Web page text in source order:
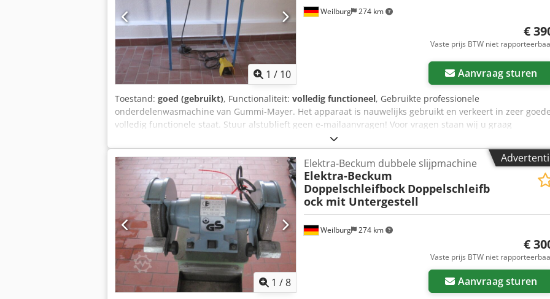
1 / 10
Weilburg 274 km
€
Vaste prijs BTW niet
Aanvraag sturen
Toestand: goed (gebruikt), Functionaliteit: volledig functioneel, Gebruikte professionele
onderdelenwasmachine van Gummi-Mayer. Het apparaat is nauwelijks gebruikt en verkeert in zeer
volledig functionele staat. Stuur alstublieft geen e-mailaanvragen! Voor vragen staan wij u graag
telefonisch te woord. Csdozq R Drepfx Aa Terf Bezichtiging en afhaling zijn alleen mogelijk na
afspraak! Wijzigingen, tussentijdse verkoop en fouten voorbehouden.
1 /8
Weilburg 274 km
Elektra-Beckum dubbele slijpmachine
Elektra-Beckum
Doppelschleifbock Doppelschleifb
ock mit Untergestell
€
Vaste prijs BTW niet
Aanvraag sturen